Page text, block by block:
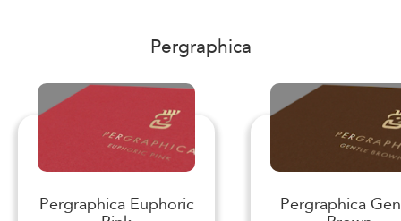
Pergraphica
Pergraphica Euphoric
Pergraphica